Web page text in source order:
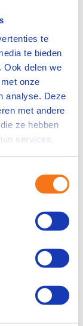
te
te bieden
Ook delen we
onze
analyse. Deze
met andere
ze hebben
services.